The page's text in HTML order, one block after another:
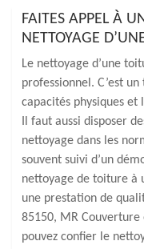
FAITES APPEL À
NETTOYAGE
Le nettoyage d’une
professionnel. C’est
capacités physiques
Il faut aussi disposer
nettoyage dans les
souvent suivi d’un
nettoyage de toiture à
une prestation de
85150, MR Couverture
pouvez confier le